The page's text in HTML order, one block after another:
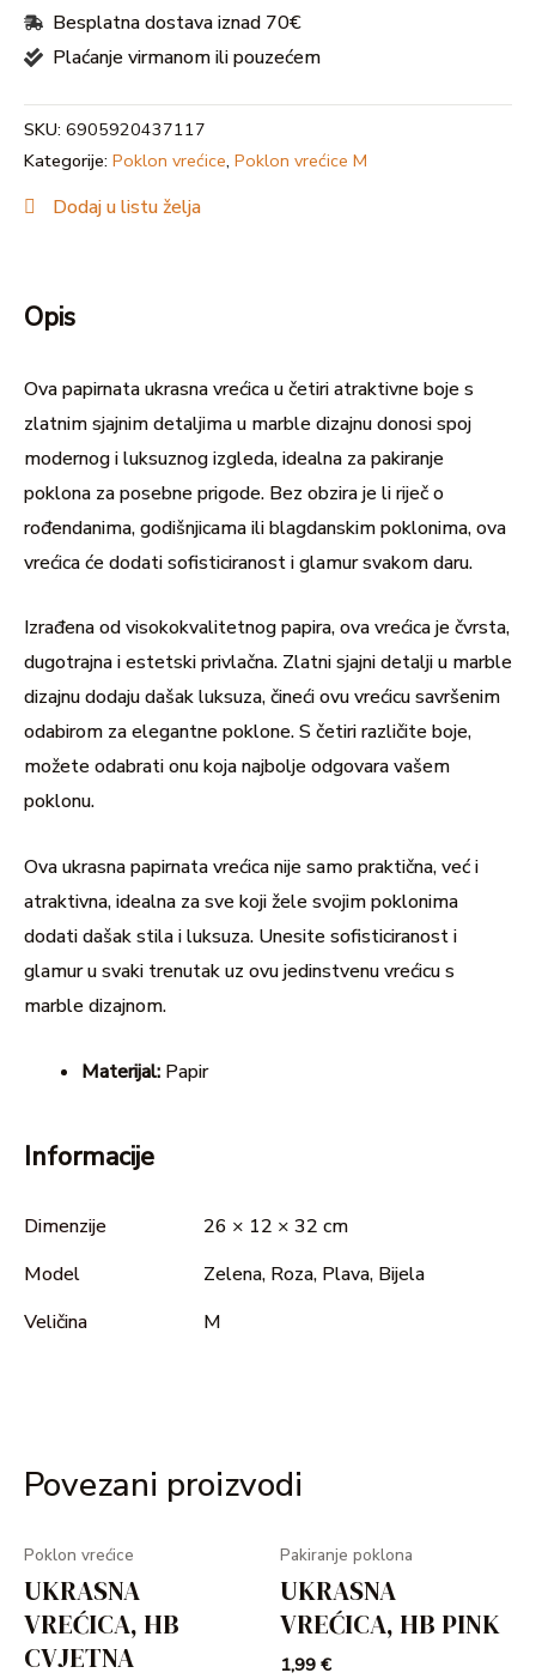
Besplatna dostava iznad 70€
Plaćanje virmanom ili pouzećem
SKU: 6905920437117
Kategorije: Poklon vrećice, Poklon vrećice M
Dodaj u listu želja
Opis
Ova papirnata ukrasna vrećica u četiri atraktivne boje s
zlatnim sjajnim detaljima u marble dizajnu donosi spoj
modernog i luksuznog izgleda, idealna za pakiranje
poklona za posebne prigode. Bez obzira je li riječ o
rođendanima, godišnjicama ili blagdanskim poklonima, ova
vrećica će dodati sofisticiranost i glamur svakom daru.
Izrađena od visokokvalitetnog papira, ova vrećica je čvrsta,
dugotrajna i estetski privlačna. Zlatni sjajni detalji u marble
dizajnu dodaju dašak luksuza, čineći ovu vrećicu savršenim
odabirom za elegantne poklone. S četiri različite boje,
možete odabrati onu koja najbolje odgovara vašem
poklonu.
Ova ukrasna papirnata vrećica nije samo praktična, već i
atraktivna, idealna za sve koji žele svojim poklonima
dodati dašak stila i luksuza. Unesite sofisticiranost i
glamur u svaki trenutak uz ovu jedinstvenu vrećicu s
marble dizajnom.
Materijal: Papir
Informacije
Dimenzije
26 × 12 × 32 cm
Model
Zelena, Roza, Plava, Bijela
Veličina
M
Povezani proizvodi
Poklon vrećice
UKRASNA
VREĆICA, HB
CVJETNA
Pakiranje poklona
UKRASNA
VREĆICA, HB PINK
1,99 €